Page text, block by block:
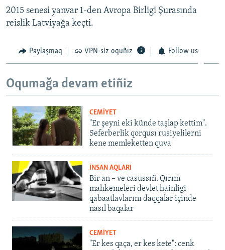
2015 senesi yanvar 1-den Avropa Birligi Şurasında
reislik Latviyağa keçti.
Paylaşmaq VPN-siz oquñız Follow us
Oqumağa devam etiñiz
CEMİYET
"Er şeyni eki künde taşlap kettim".
Seferberlik qorqusı rusiyelilerni
kene memleketten quva
İNSAN AQLARI
Bir an – ve casussıñ. Qırım
mahkemeleri devlet hainligi
qabaatlavlarını daqqalar içinde
nasıl baqalar
CEMİYET
"Er kes qaça, er kes kete": cenk